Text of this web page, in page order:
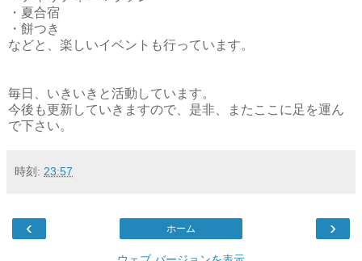
・夏合宿
・餅つき
などと、楽しいイベントも行っています。
毎日、いきいきと活動しています。
今後も更新していきますので、是非、またここに足を運ん
で下さい。
時刻: 23:57
‹ ›
ホーム